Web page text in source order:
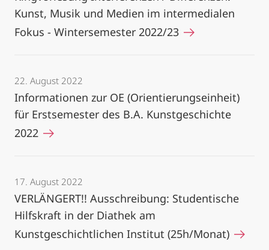
Kunst, Musik und Medien im intermedialen
Fokus - Wintersemester 2022/23
22. August 2022
Informationen zur OE (Orientierungseinheit)
für Erstsemester des B.A. Kunstgeschichte
2022
17. August 2022
VERLÄNGERT!! Ausschreibung: Studentische
Hilfskraft in der Diathek am
Kunstgeschichtlichen Institut (25h/Monat)